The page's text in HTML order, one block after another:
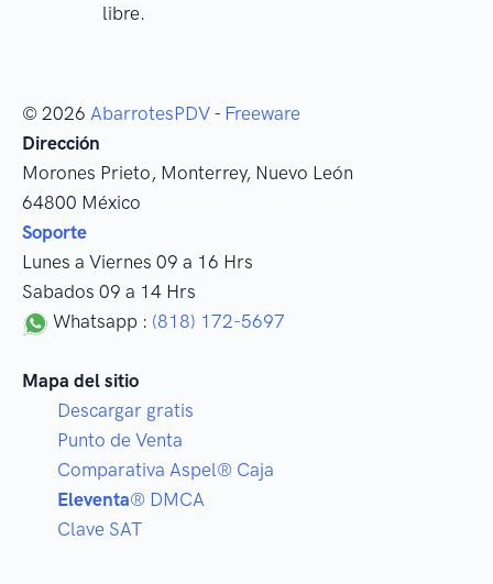
libre.
© 2026 AbarrotesPDV - Freeware
Dirección
Morones Prieto, Monterrey, Nuevo León
64800 México
Soporte
Lunes a Viernes 09 a 16 Hrs
Sabados 09 a 14 Hrs
Whatsapp : (818) 172-5697
Mapa del sitio
Descargar gratis
Punto de Venta
Comparativa Aspel® Caja
Eleventa® DMCA
Clave SAT